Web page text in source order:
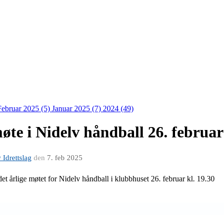
2025 (5) Januar 2025 (7) 2024 (49)
i Nidelv håndball 26. februar
Idrettslag den 7. feb 2025
årlige møtet for Nidelv håndball i klubbhuset 26. februar kl. 19.30